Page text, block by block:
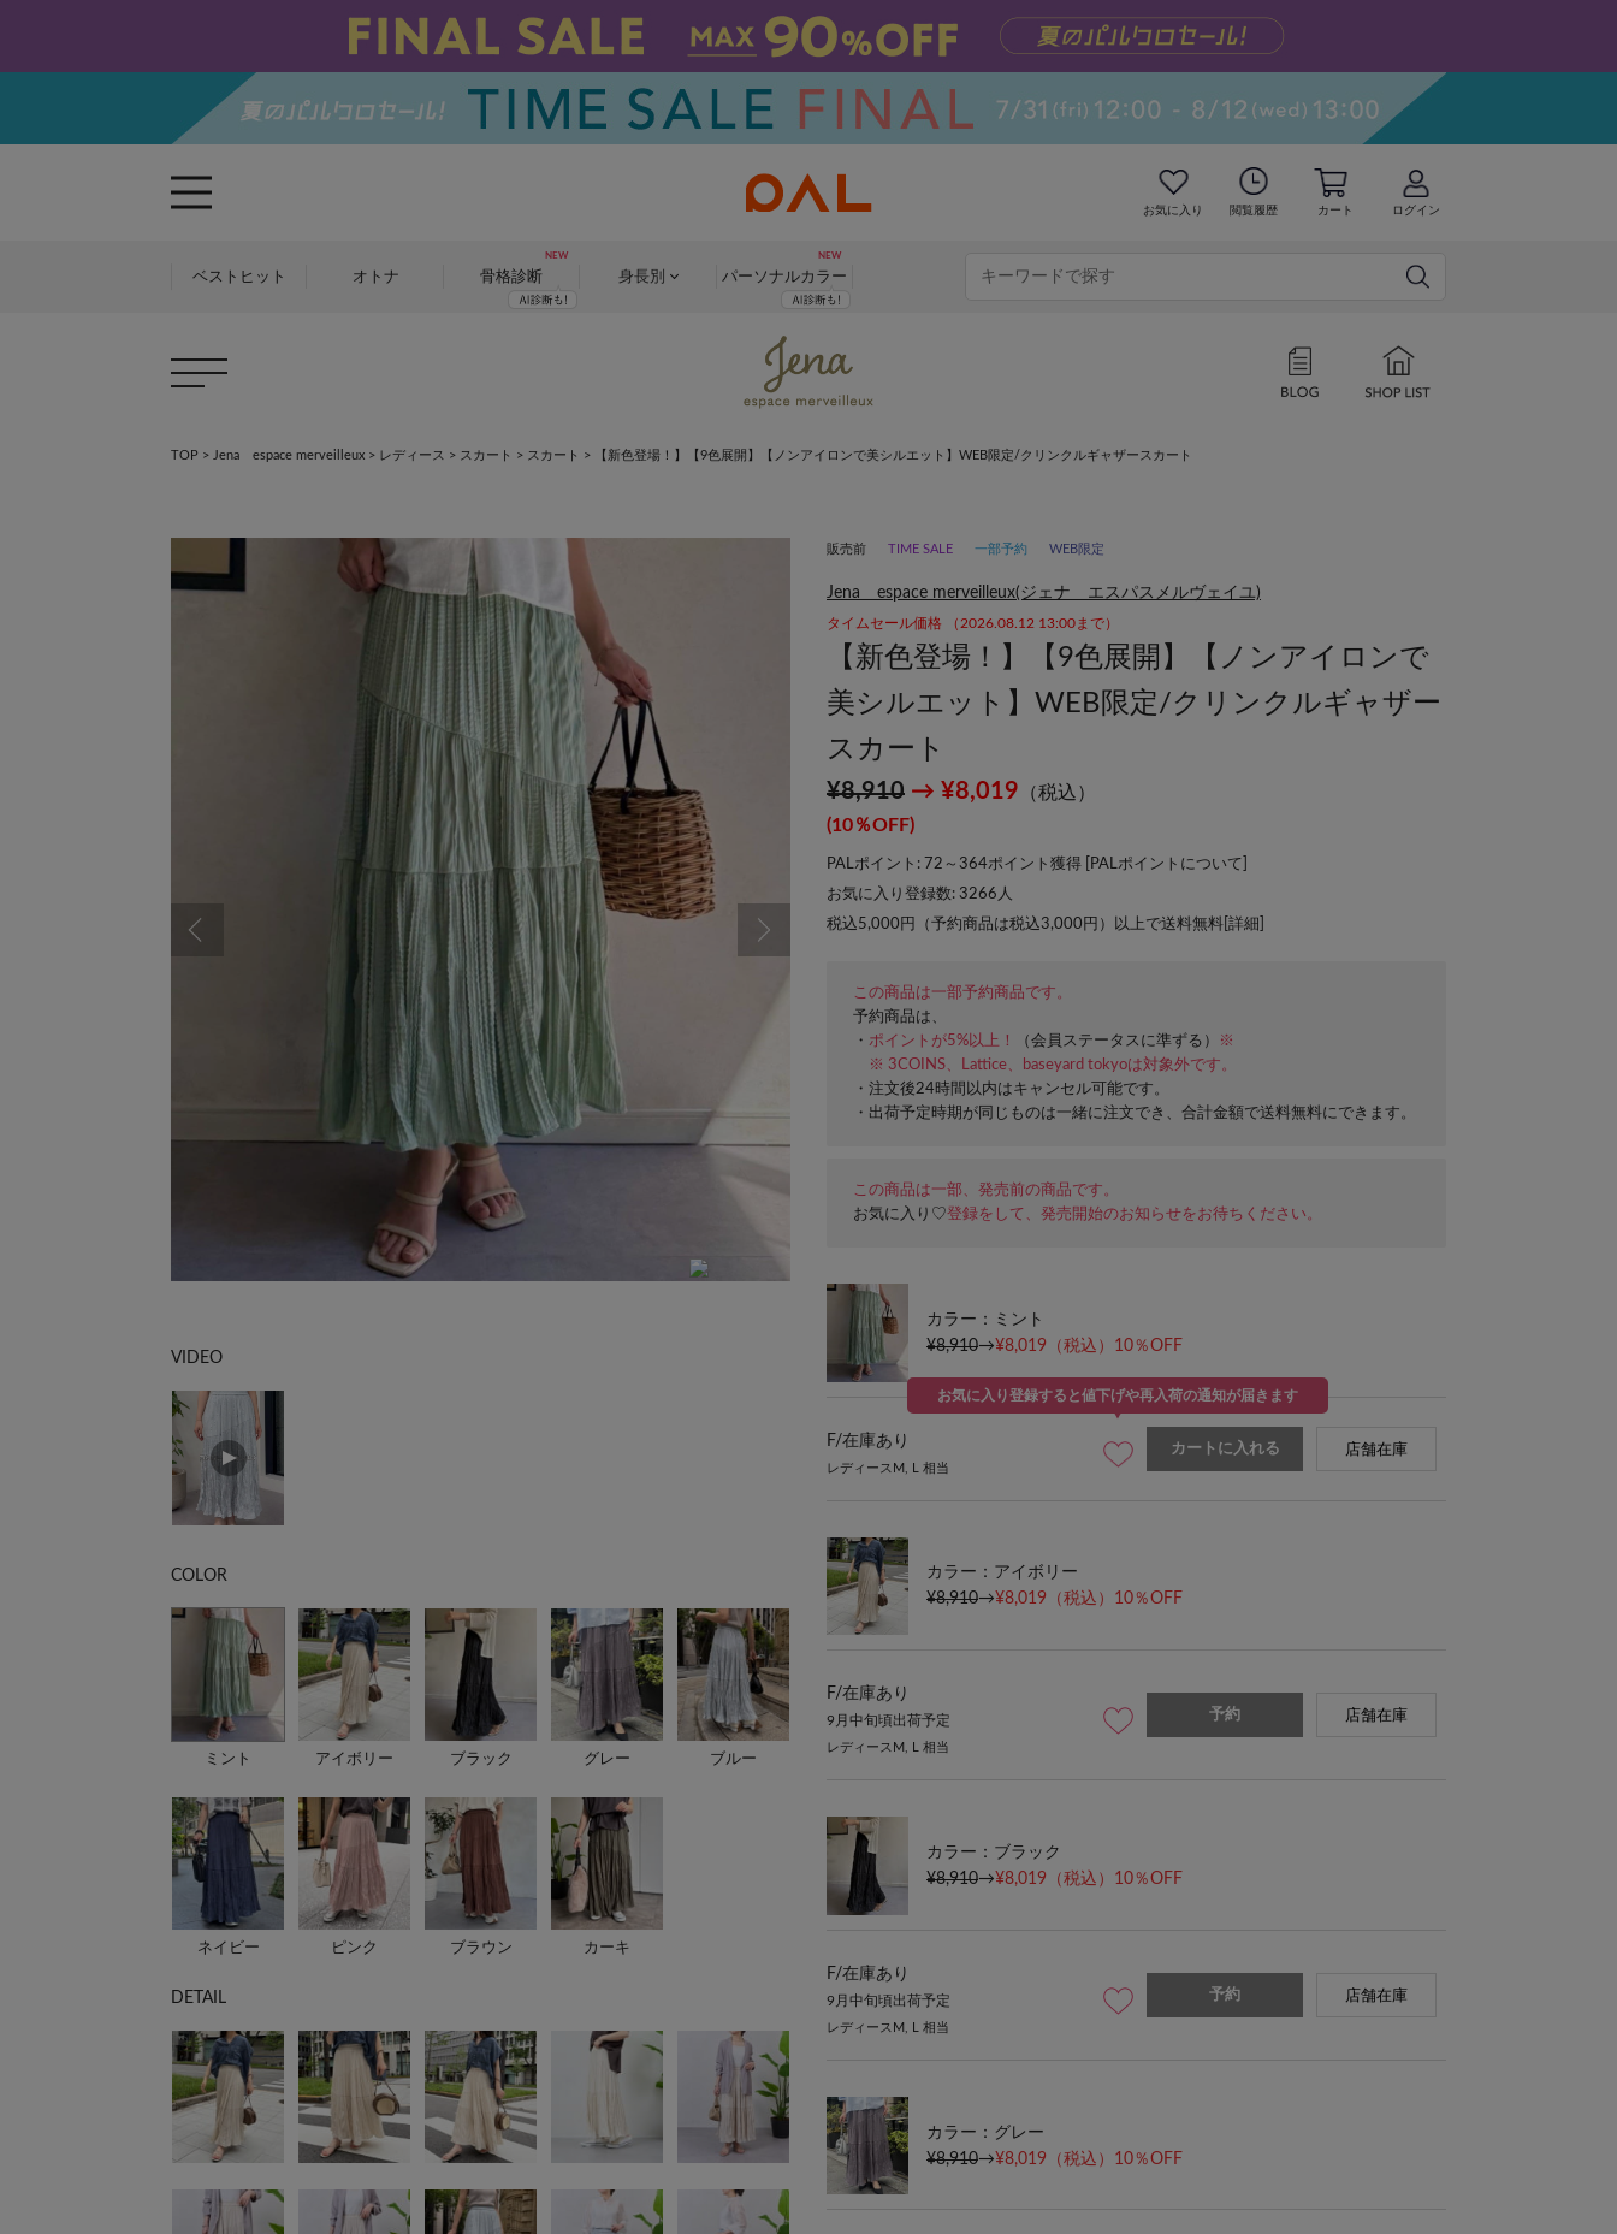
お気に入り 閲覧履歴 カート ログイン
ベストヒット オトナ 骨格診断 身長別 パーソナルカラー
TOP > Jena espace merveilleux > レディース > スカート > スカート > 【新色登場！】【9色展開】【ノンアイロンで美シルエット】WEB限定/クリンクルギャザースカート
VIDEO
COLOR
ミント アイボリー ブラック グレー ブルー
ネイビー ピンク ブラウン カーキ
DETAIL
販売前 TIME SALE 一部予約 WEB限定
Jena espace merveilleux(ジェナ エスパスメルヴェイユ)
タイムセール価格 （2026.08.12 13:00まで）
【新色登場！】【9色展開】【ノンアイロンで
美シルエット】WEB限定/クリンクルギャザー
スカート
¥8,910 → ¥8,019 （税込）
(10％OFF)
PALポイント: 72～364ポイント獲得 [ PALポイントについて
お気に入り登録数: 3266 人
税込5,000円（予約商品は税込3,000円）以上で送料無料[ 詳細
この商品は一部予約商品です。
予約商品は、
・ ポイントが5%以上！ （会員ステータスに準ずる）
※
※ 3COINS、Lattice、baseyard tokyoは対象外です。
・注文後24時間以内はキャンセル可能です。
・出荷予定時期が同じものは一緒に注文でき、合計金額で送料無料にできます。
この商品は一部、発売前の商品です。
お気に入り♡登録をして、発売開始のお知らせをお待ちください。
カラー：ミント
¥8,910→¥8,019 （税込）10％OFF
F/在庫あり
レディースM, L 相当
お気に入り登録すると値下げや再入荷の通知が届きます
カートに入れる 店舗在庫
カラー：アイボリー
¥8,910→¥8,019 （税込）10％OFF
F/在庫あり
9月中旬頃出荷予定
レディースM, L 相当
予約 店舗在庫
カラー：ブラック
¥8,910→¥8,019 （税込）10％OFF
F/在庫あり
9月中旬頃出荷予定
レディースM, L 相当
予約 店舗在庫
カラー：グレー
¥8,910→¥8,019 （税込）10％OFF